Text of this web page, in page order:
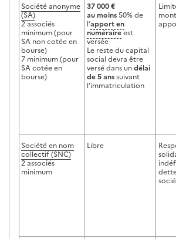
Société anonyme
(SA)
2 associés
minimum (pour
SA non cotée en
bourse)
7 minimum (pour
SA cotée en
bourse)
37 000 €
au moins50% de
l’apport en
numéraireest
versée
Le reste du capital
social devra être
versé dans undélai
de 5 anssuivant
l’immatriculation
Société en nom
collectif (SNC)
2 associés
minimum
Libre